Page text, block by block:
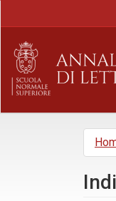
principale
Barra
laterale